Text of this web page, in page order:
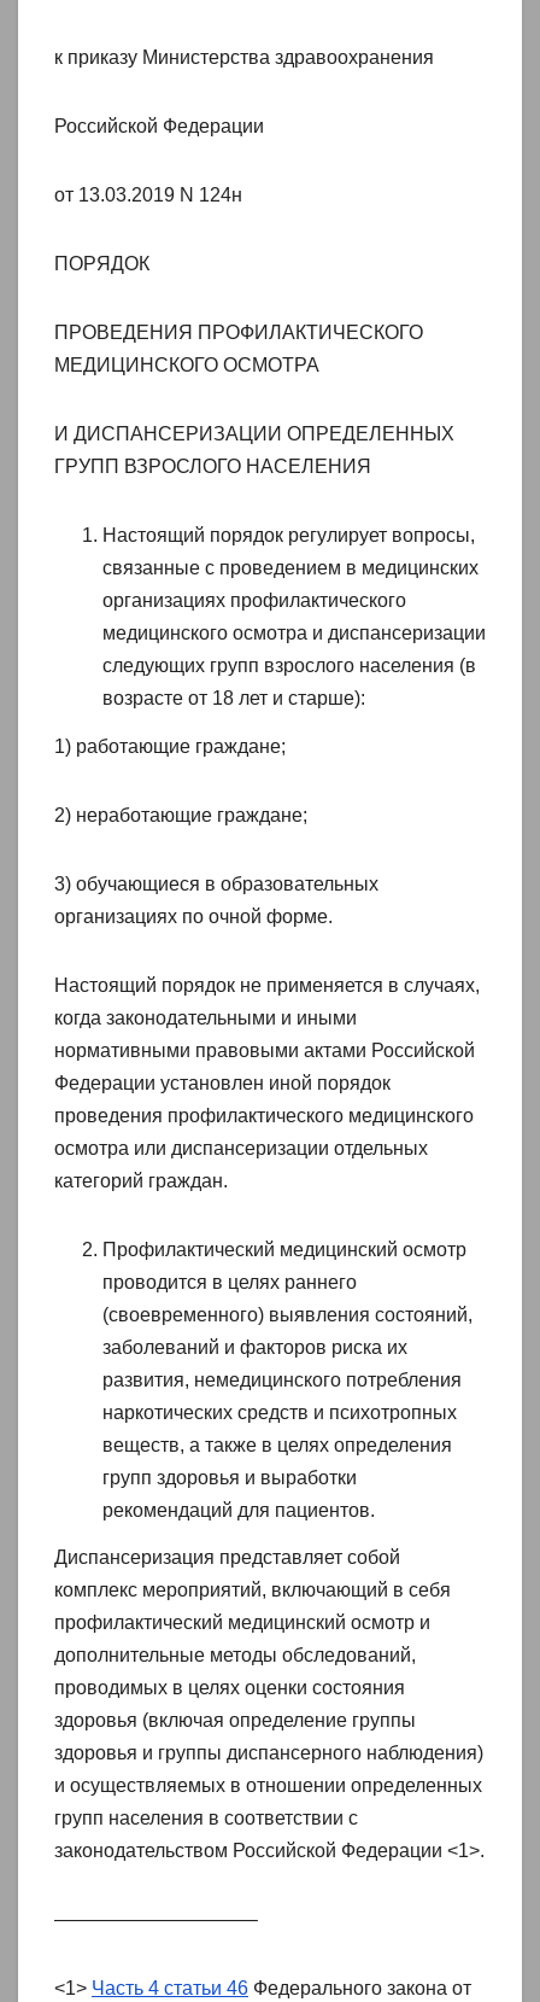
к приказу Министерства здравоохранения
Российской Федерации
от 13.03.2019 N 124н
ПОРЯДОК
ПРОВЕДЕНИЯ ПРОФИЛАКТИЧЕСКОГО
МЕДИЦИНСКОГО ОСМОТРА
И ДИСПАНСЕРИЗАЦИИ ОПРЕДЕЛЕННЫХ
ГРУПП ВЗРОСЛОГО НАСЕЛЕНИЯ
Настоящий порядок регулирует вопросы,
связанные с проведением в медицинских
организациях профилактического
медицинского осмотра и диспансеризации
следующих групп взрослого населения (в
возрасте от 18 лет и старше):
1) работающие граждане;
2) неработающие граждане;
3) обучающиеся в образовательных
организациях по очной форме.
Настоящий порядок не применяется в случаях,
когда законодательными и иными
нормативными правовыми актами Российской
Федерации установлен иной порядок
проведения профилактического медицинского
осмотра или диспансеризации отдельных
категорий граждан.
Профилактический медицинский осмотр
проводится в целях раннего
(своевременного) выявления состояний,
заболеваний и факторов риска их
развития, немедицинского потребления
наркотических средств и психотропных
веществ, а также в целях определения
групп здоровья и выработки
рекомендаций для пациентов.
Диспансеризация представляет собой
комплекс мероприятий, включающий в себя
профилактический медицинский осмотр и
дополнительные методы обследований,
проводимых в целях оценки состояния
здоровья (включая определение группы
здоровья и группы диспансерного наблюдения)
и осуществляемых в отношении определенных
групп населения в соответствии с
законодательством Российской Федерации <1>.
——————————–
<1> Часть 4 статьи 46 Федерального закона от